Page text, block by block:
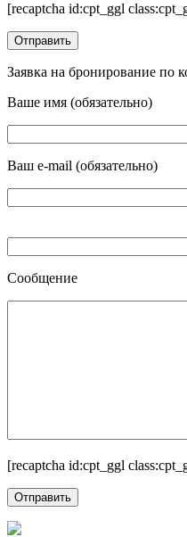
[recaptcha id:cpt_ggl
Заявка на бронирование по
Ваше имя (обязательно)
Ваш e-mail (обязательно)
Сообщение
[recaptcha id:cpt_ggl